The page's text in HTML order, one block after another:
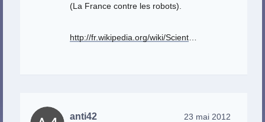
(La France contre les robots).
http://fr.wikipedia.org/wiki/Scient
anti42 23 mai 2012